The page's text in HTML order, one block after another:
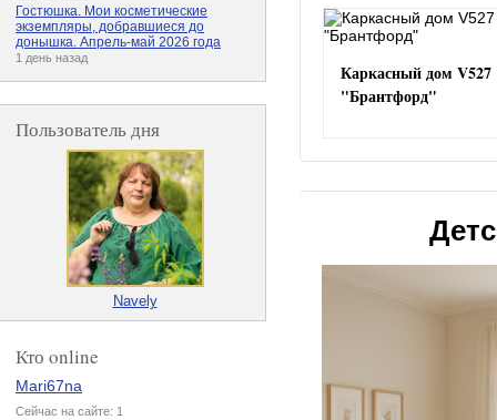
Каркасный дом V527
"Брантфорд"
Гостюшка. Мои косметические
экземпляры, добравшиеся до
донышка. Апрель-май 2026 года
1 день назад
Пользователь дня
Navely
Кто online
Mari67na
Сейчас на сайте: 1